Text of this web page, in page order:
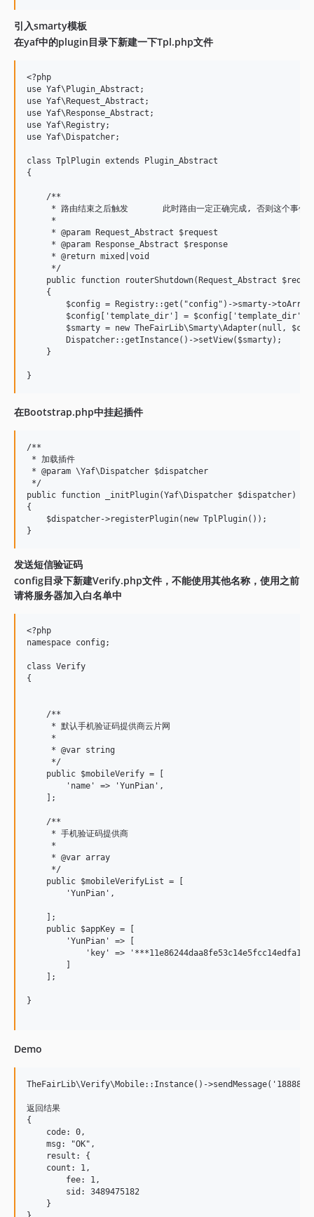
引入smarty模板
在yaf中的plugin目录下新建一下Tpl.php文件
<?php
use Yaf\Plugin_Abstract;
use Yaf\Request_Abstract;
use Yaf\Response_Abstract;
use Yaf\Registry;
use Yaf\Dispatcher;
class TplPlugin extends Plugin_Abstract
{
    /**
* 路由结束之后触发       此时路由一定正确完成, 否则这个事件
     *
     * @param Request_Abstract $request
     * @param Response_Abstract $response
     * @return mixed|void
     */
public function routerShutdown(Request_Abstract
    {
$config = Registry::get("config")->smarty-
$config['template_dir'] = $config['template_dir']
$smarty = new TheFairLib\Smarty\Adapter(null,
        Dispatcher::getInstance()->setView($smarty);
    }
在Bootstrap.php中挂起插件
/**
* 加载插件
* @param \Yaf\Dispatcher $dispatcher
*/
public function _initPlugin(Yaf\Dispatcher $dispatcher)
{
    $dispatcher->registerPlugin(new TplPlugin());
发送短信验证码
config目录下新建Verify.php文件，不能使用其他名称，使用之前
请将服务器加入白名单中
<?php
namespace config;
class Verify
{
    /**
     * 默认手机验证码提供商云片网
     *
     * @var string
     */
    public $mobileVerify = [
        'name' => 'YunPian',
    ];
    /**
     * 手机验证码提供商
     *
     * @var array
     */
    public $mobileVerifyList = [
        'YunPian',
    ];
    public $appKey = [
        'YunPian' => [
'key' =>
        ]
    ];
}
Demo
TheFairLib\Verify\Mobile::Instance()-
返回结果
{
    code: 0,
    msg: "OK",
    result: {
    count: 1,
        fee: 1,
        sid: 3489475182
    }